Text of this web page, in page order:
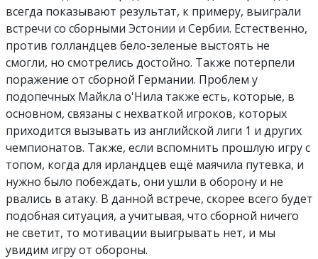
всегда показывают результат, к примеру, выиграли
встречи со сборными Эстонии и Сербии. Естественно,
против голландцев бело-зеленые выстоять не
смогли, но смотрелись достойно. Также потерпели
поражение от сборной Германии. Проблем у
подопечных Майкла о'Нила также есть, которые, в
основном, связаны с нехваткой игроков, которых
приходится вызывать из английской лиги 1 и других
чемпионатов. Также, если вспомнить прошлую игру с
топом, когда для ирландцев ещё маячила путевка, и
нужно было побеждать, они ушли в оборону и не
рвались в атаку. В данной встрече, скорее всего будет
подобная ситуация, а учитывая, что сборной ничего
не светит, то мотивации выигрывать нет, и мы
увидим игру от обороны.